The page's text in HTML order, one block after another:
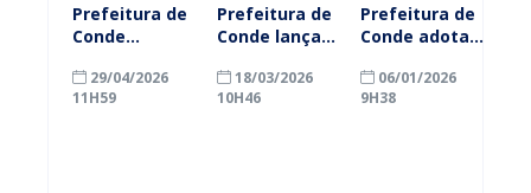
Prefeitura de
Conde
prazos do
IPTU 2026 e
29/04/2026
11H59
Prefeitura de
Conde lança
IPTU 2026 com
descontos e
18/03/2026
10H46
Prefeitura de
Conde adota
Nacional de
Nota Fiscal de
06/01/2026
9H38